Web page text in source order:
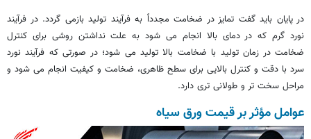
در پایان باید گفت تمایز در ضخامت مجدداً به فرآیند تولید بازمی گردد. در فرآیند
نورد گرم که در دمای بالا انجام می شود به علت نداشتن روشی برای کنترل
ضخامت در زمان تولید با ضخامت بالا تولید می شود؛ در صورتی که فرآیند نورد
سرد با دقت و کنترل بالایی برای سطح ظاهری، ضخامت و کیفیت انجام می شود و
مراحل سخت تر و طولانی تری دارد.
عوامل مؤثر بر قیمت ورق سیاه